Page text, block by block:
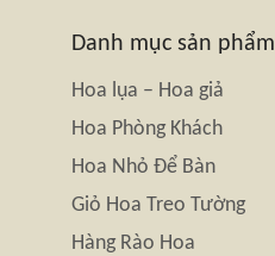
Danh mục sản phẩm
Hoa lụa – Hoa giả
Hoa Phòng Khách
Hoa Nhỏ Để Bàn
Giỏ Hoa Treo Tường
Hàng Rào Hoa